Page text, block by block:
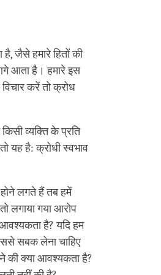
है, जैसे हमारे हितों की
आता है। हमारे इस
करें तो क्रोध
व्यक्ति के प्रति
यह है: क्रोधी स्वभाव
लगते हैं तब हमें
लगाया गया आरोप
आवश्यकता है? यदि हम
सबक लेना चाहिए
की क्या आवश्यकता है?